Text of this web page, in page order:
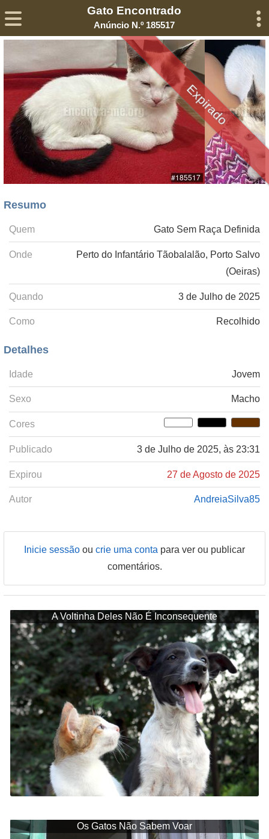
Expirado
Gato Encontrado
Anúncio N.º 185517
Resumo
Quem Gato Sem Raça Definida
Onde
Perto do Infantário Tãobalalão, Porto Salvo
(Oeiras)
Quando 3 de Julho de 2025
Como Recolhido
Detalhes
Idade Jovem
Sexo Macho
Cores
Publicado 3 de Julho de 2025, às 23:31
Expirou 27 de Agosto de 2025
Autor AndreiaSilva85
Inicie sessão ou crie uma conta para ver ou publicar
comentários.
A Voltinha Deles Não É Inconsequente
Os Gatos Não Sabem Voar
Sobre Declaração de Privacidade Termos de Serviço
©2005-2026 Encontra-me® – Todos os Direitos Reservados